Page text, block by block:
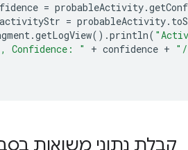
= probableActivity.
activityStr = probableActivity.
.getLogView().println(
Confidence: " + confidence + "/
קבלת נתוני משואות